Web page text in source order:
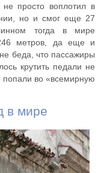
не просто воплотил в
но и смог еще 27
тогда в мире
метров, да еще и
беда, что пассажиры
крутить педали не
попали во «всемирную
в мире